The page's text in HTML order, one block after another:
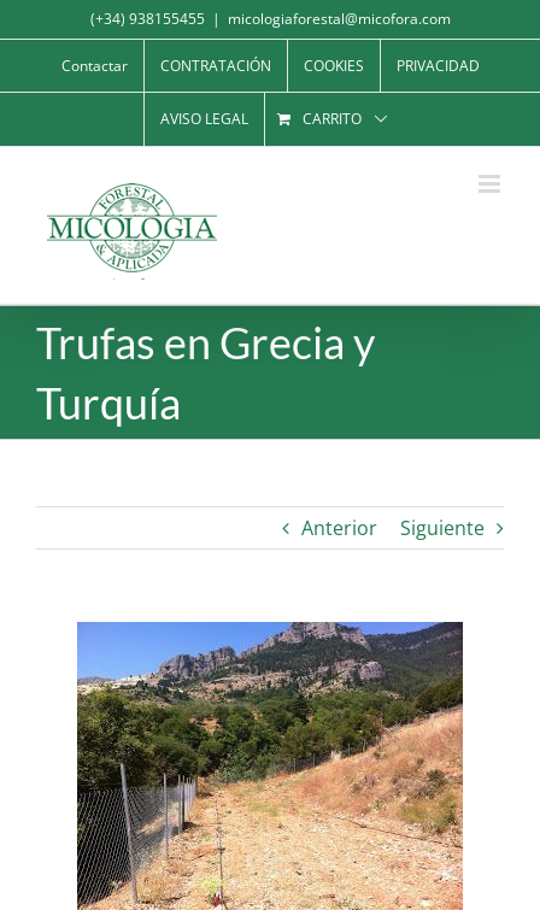
al
contenido
(+34) 938155455 | micologiaforestal@micofora.com
Contactar CONTRATACIÓN COOKIES PRIVACIDAD
AVISO LEGAL CARRITO
Trufas en Grecia y
Turquía
Anterior Siguiente